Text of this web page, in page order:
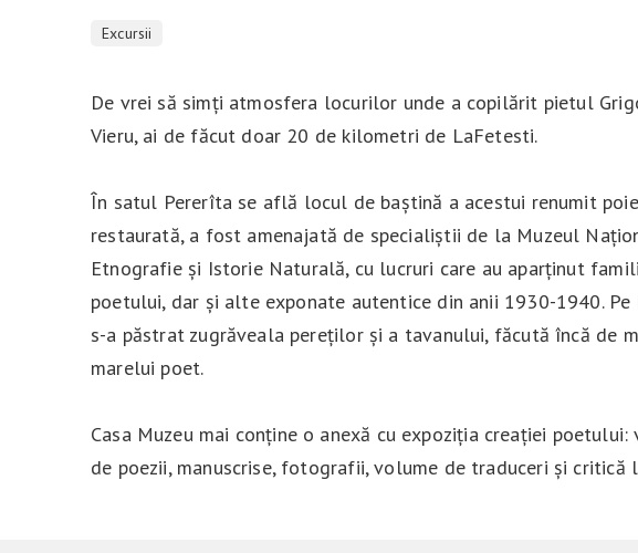
Excursii
De vrei să simți atmosfera locurilor unde a copilărit pietul
Vieru, ai de făcut doar 20 de kilometri de LaFetesti.
În satul Pererîta se află locul de baștină a acestui renumit
restaurată, a fost amenajată de specialiștii de la Muzeul
Etnografie și Istorie Naturală, cu lucruri care au aparținut
poetului, dar și alte exponate autentice din anii 1930-1940.
s-a păstrat zugrăveala pereților și a tavanului, făcută încă de
marelui poet.
Casa Muzeu mai conține o anexă cu expoziția creației poetului:
de poezii, manuscrise, fotografii, volume de traduceri și critică